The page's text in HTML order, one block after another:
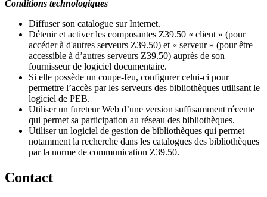
Conditions technologiques
Diffuser son catalogue sur Internet.
Détenir et activer les composantes Z39.50 « client » (pour
accéder à d'autres serveurs Z39.50) et « serveur » (pour être
accessible à d’autres serveurs Z39.50) auprès de son
fournisseur de logiciel documentaire.
Si elle possède un coupe-feu, configurer celui-ci pour
permettre l’accès par les serveurs des bibliothèques utilisant le
logiciel de PEB.
Utiliser un fureteur Web d’une version suffisamment récente
qui permet sa participation au réseau des bibliothèques.
Utiliser un logiciel de gestion de bibliothèques qui permet
notamment la recherche dans les catalogues des bibliothèques
par la norme de communication Z39.50.
Contact